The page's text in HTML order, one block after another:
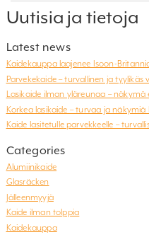
Uutisia ja tietoja
Latest news
Kaidekauppa laajenee Isoon-
Parvekekaide – turvallinen ja tyylikäs
Lasikaide ilman yläreunaa –
Korkea lasikaide – turvaa ja
Kaide lasitetulle parvekkeelle –
Categories
Alumiinikaide
Glasräcken
Jälleenmyyjä
Kaide ilman tolppia
Kaidekauppa